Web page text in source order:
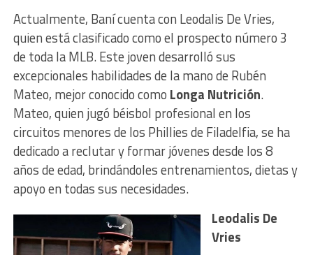
Actualmente, Baní cuenta con Leodalis De Vries,
quien está clasificado como el prospecto número 3
de toda la MLB. Este joven desarrolló sus
excepcionales habilidades de la mano de Rubén
Mateo, mejor conocido como Longa Nutrición.
Mateo, quien jugó béisbol profesional en los
circuitos menores de los Phillies de Filadelfia, se ha
dedicado a reclutar y formar jóvenes desde los 8
años de edad, brindándoles entrenamientos, dietas y
apoyo en todas sus necesidades.
Leodalis De
Vries